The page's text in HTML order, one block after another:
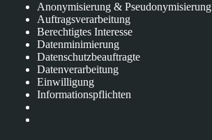
Anonymisierung & Pseudonymisierung
Auftragsverarbeitung
Berechtigtes Interesse
Datenminimierung
Datenschutzbeauftragte
Datenverarbeitung
Einwilligung
Informationspflichten